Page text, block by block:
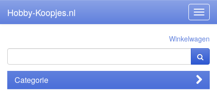
Hobby-Koopjes.nl
Winkelwagen
Categorie